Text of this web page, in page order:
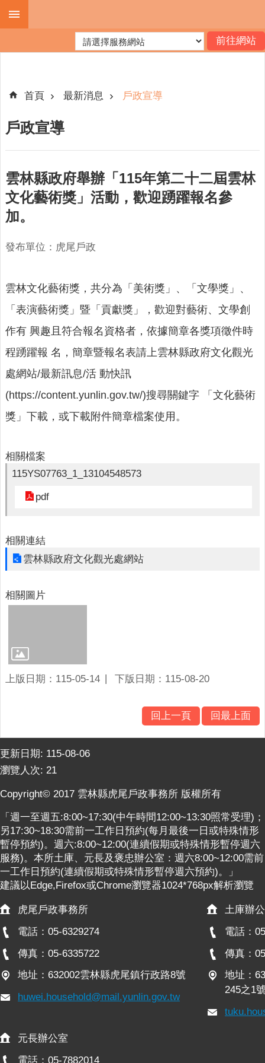
跳到主要內容區塊
階
關
介
便
民
務
口
統
計
最
新
消
息
公
開
資
主
題
意
交
流
相
關
網
站
導
索
查
詢
關
連
結
雲
林
縣
戶
政
網
隱
保
護
首頁 最新消息 戶政宣導
戶政宣導
雲林縣政府舉辦「115年第二十二屆雲林
文化藝術獎」活動，歡迎踴躍報名參
加。
發布單位：虎尾戶政
雲林文化藝術獎，共分為「美術獎」、「文學獎」、
「表演藝術獎」暨「貢獻獎」，歡迎對藝術、文學創
作有 興趣且符合報名資格者，依據簡章各獎項徵件時
程踴躍報 名，簡章暨報名表請上雲林縣政府文化觀光
處網站/最新訊息/活 動快訊
(https://content.yunlin.gov.tw/)搜尋關鍵字 「文化藝術
獎」下載，或下載附件簡章檔案使用。
相關檔案
115YS07763_1_13104548573
pdf
相關連結
雲林縣政府文化觀光處網站
相關圖片
上版日期：115-05-14 下版日期：115-08-20
回上一頁 回最上面
更新日期: 115-08-06
瀏覽人次: 21
Copyright© 2017 雲林縣虎尾戶政事務所 版權所有
「週一至週五:8:00~17:30(中午時間12:00~13:30照常受理)；
另17:30~18:30需前一工作日預約(每月最後一日或特殊情形
暫停預約)。週六:8:00~12:00(連續假期或特殊情形暫停週六
服務)。本所土庫、元長及褒忠辦公室：週六8:00~12:00需前
一工作日預約(連續假期或特殊情形暫停週六預約)。」
建議以Edge,Firefox或Chrome瀏覽器1024*768px解析瀏覽
虎尾戶政事務所
電話：05-6329274
傳真：05-6335722
地址：632002雲林縣虎尾鎮行政路8號
huwei.household@mail.yunlin.gov.tw
土庫辦
電話：
傳真：
地址：
245之1
元長辦公室
電話：05-7882014